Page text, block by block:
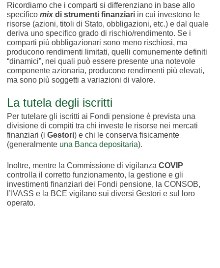
Ricordiamo che i comparti si differenziano in base allo
specifico mix di strumenti finanziariin cui investono le
risorse (azioni, titoli di Stato, obbligazioni, etc.) e dal quale
deriva uno specifico grado di rischio/rendimento. Se i
comparti più obbligazionari sono meno rischiosi, ma
producono rendimenti limitati, quelli comunemente definiti
“dinamici”, nei quali può essere presente una notevole
componente azionaria, producono rendimenti più elevati,
ma sono più soggetti a variazioni di valore.
La tutela degli iscritti
Per tutelare gli iscritti ai Fondi pensione è prevista una
divisione di compiti tra chi investe le risorse nei mercati
finanziari (i Gestori) e chi le conserva fisicamente
(generalmente una Banca depositaria).
Inoltre, mentre la Commissione di vigilanza COVIP
controlla il corretto funzionamento, la gestione e gli
investimenti finanziari dei Fondi pensione, la CONSOB,
l’IVASS e la BCE vigilano sui diversi Gestori e sul loro
operato.